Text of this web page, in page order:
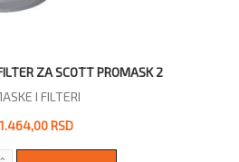
ZA SCOTT PROMASK 2
I FILTERI
1.464,00 RSD